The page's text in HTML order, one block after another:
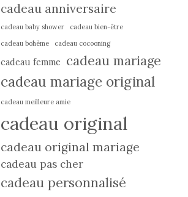
cadeau anniversaire
cadeau baby shower
cadeau bien-être
cadeau bohème
cadeau cocooning
cadeau femme cadeau mariage
cadeau mariage original
cadeau meilleure amie
cadeau original
cadeau original mariage
cadeau pas cher
cadeau personnalisé